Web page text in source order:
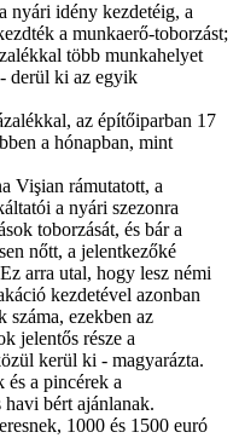
nyári idény kezdetéig, a
a munkaerő-toborzást;
több munkahelyet
derül ki az egyik
az építőiparban 17
a hónapban, mint
Vişian rámutatott, a
a nyári szezonra
toborzását, és bár a
nőtt, a jelentkezőké
arra utal, hogy lesz némi
kezdetével azonban
száma, ezekben az
jelentős része a
kerül ki - magyarázta.
és a pincérek a
bért ajánlanak.
1000 és 1500 euró